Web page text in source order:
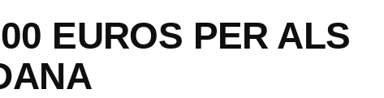
EUROS PER ALS